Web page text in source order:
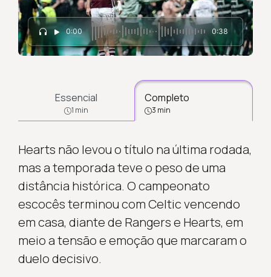
0:00 0:38
Essencial
1 min
Completo
3 min
Hearts não levou o título na última rodada,
mas a temporada teve o peso de uma
distância histórica. O campeonato
escocês terminou com Celtic vencendo
em casa, diante de Rangers e Hearts, em
meio a tensão e emoção que marcaram o
duelo decisivo.